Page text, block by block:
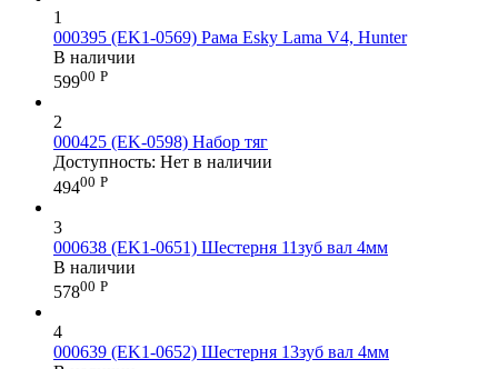
1
000395 (EK1-0569) Рама Esky Lama V4, Hunter
В наличии
59900 Р
2
000425 (EK-0598) Набор тяг
Доступность: Нет в наличии
49400 Р
3
000638 (EK1-0651) Шестерня 11зуб вал 4мм
В наличии
57800 Р
4
000639 (EK1-0652) Шестерня 13зуб вал 4мм